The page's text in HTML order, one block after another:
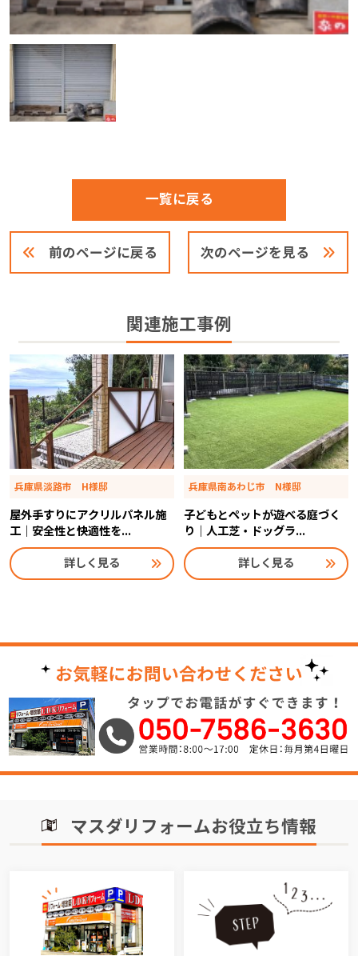
前のページに戻る
一覧に戻る
次のページを見る
関連施工事例
兵庫県淡路市 H様邸
屋外手すりにアクリルパネル施
工｜安全性と快適性を...
詳しく見る
兵庫県南あわじ市 N様邸
子どもとペットが遊べる庭づく
り｜人工芝・ドッグラ...
詳しく見る
マスダリフォームお役立ち情報